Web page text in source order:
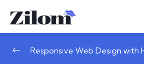
Responsive Web Design with